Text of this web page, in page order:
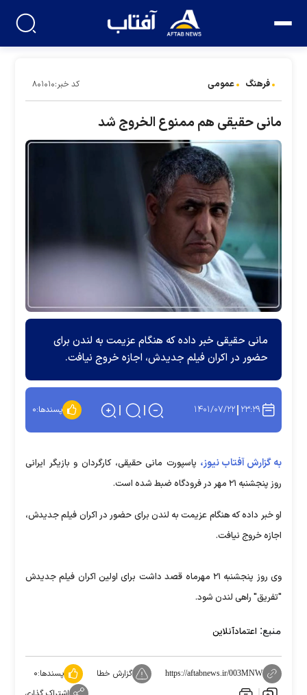
فرهنگ عمومی کد خبر:۸۰۱۰۱۰
مانی حقیقی هم ممنوع الخروج شد
مانی حقیقی خبر داده که هنگام عزیمت به لندن برای
حضور در اکران فیلم جدیدش، اجازه خروج نیافت.
۲۳:۲۹ ۱۴۰۱/۰۷/۲۲ پسندها:۰
به گزارش آفتاب نیوز، پاسپورت مانی حقیقی، کارگردان و بازیگر ایرانی
روز پنجشنبه ۲۱ مهر در فرودگاه ضبط شده است.
او خبر داده که هنگام عزیمت به لندن برای حضور در اکران فیلم جدیدش،
اجازه خروج نیافت.
وی روز پنجشنبه ۲۱ مهرماه قصد داشت برای اولین اکران فیلم جدیدش
"تفریق" راهی لندن شود.
منبع: اعتمادآنلاین
https://aftabnews.ir/003MNW گزارش خطا پسندها:۰